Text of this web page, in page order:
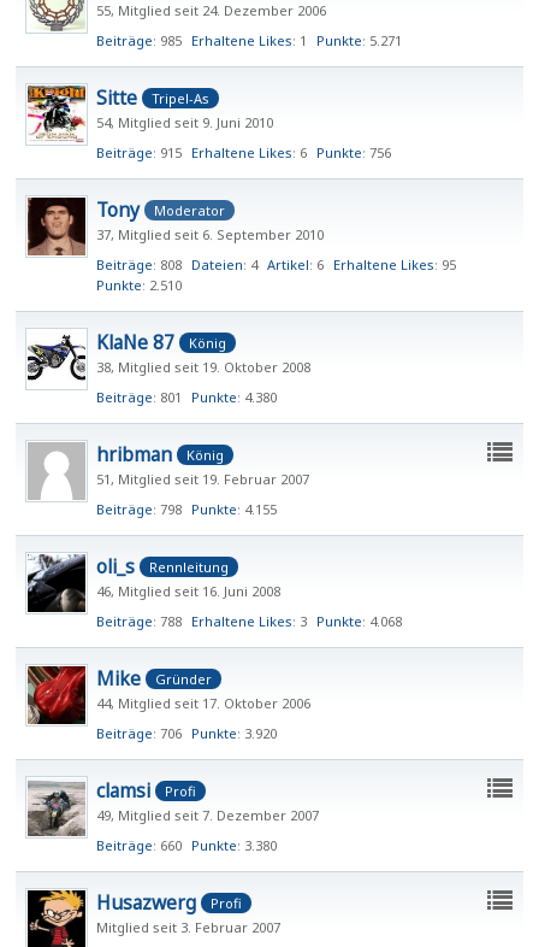
55 Mitglied seit 24. Dezember 2006
Beiträge 985 Erhaltene Likes 1 Punkte 5.271
Sitte
Tripel-As
54 Mitglied seit 9. Juni 2010
Beiträge 915 Erhaltene Likes 6 Punkte 756
Tony
Moderator
37 Mitglied seit 6. September 2010
Beiträge 808 Dateien 4 Artikel 6 Erhaltene Likes 95
Punkte 2.510
KlaNe 87
König
38 Mitglied seit 19. Oktober 2008
Beiträge 801 Punkte 4.380
hribman
König
51 Mitglied seit 19. Februar 2007
Beiträge 798 Punkte 4.155
oli_s
Rennleitung
46 Mitglied seit 16. Juni 2008
Beiträge 788 Erhaltene Likes 3 Punkte 4.068
Mike
Gründer
44 Mitglied seit 17. Oktober 2006
Beiträge 706 Punkte 3.920
clamsi
Profi
49 Mitglied seit 7. Dezember 2007
Beiträge 660 Punkte 3.380
Husazwerg
Profi
Mitglied seit 3. Februar 2007